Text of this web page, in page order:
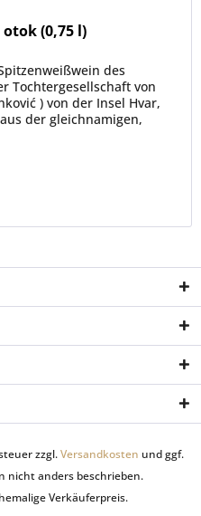
(0,75 l)
des
Tochtergesellschaft von
) von der Insel Hvar,
der gleichnamigen,
zzgl.Versandkosten und ggf.
nicht anders beschrieben.
Verkäuferpreis.